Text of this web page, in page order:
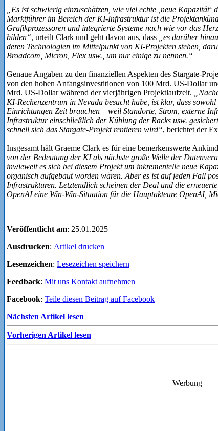
„Es ist schwierig einzuschätzen, wie viel echte ‚neue
Marktführer im Bereich der KI-Infrastruktur ist die
Grafikprozessoren und integrierte Systeme nach wie vor das
bilden“, urteilt Clark und geht davon aus, dass
„es darüber
deren Technologien im Mittelpunkt von KI-Projekten stehen,
Broadcom, Micron, Flex usw., um nur einige zu nennen.“
Genaue Angaben zu den finanziellen Aspekten des Stargate-
von den hohen Anfangsinvestitionen von 100 Mrd. US-Dollar
Mrd. US-Dollar während der vierjährigen Projektlaufzeit.
KI-Rechenzentrum in Nevada besucht habe, ist klar, dass
Einrichtungen Zeit brauchen – weil Standorte, Strom, externe
Infrastruktur einschließlich der Kühlung der Racks usw.
schnell sich das Stargate-Projekt rentieren wird“, berichtet der
Insgesamt hält Graeme Clark es für eine bemerkenswerte
von der Bedeutung der KI als nächste große Welle der
inwieweit es sich bei diesem Projekt um inkrementelle neue
organisch aufgebaut worden wären. Aber es ist auf jeden Fall
Infrastrukturen. Letztendlich scheinen der Deal und die
OpenAI eine Win-Win-Situation für die Hauptakteure OpenAI,
Veröffentlicht am: 25.01.2025
Ausdrucken: Artikel drucken
Lesenzeichen: Lesezeichen speichern
Feedback: Mit uns Kontakt aufnehmen
Facebook: Teile diesen Beitrag auf Facebook
Nächsten Artikel lesen
Vorherigen Artikel lesen
Werbung